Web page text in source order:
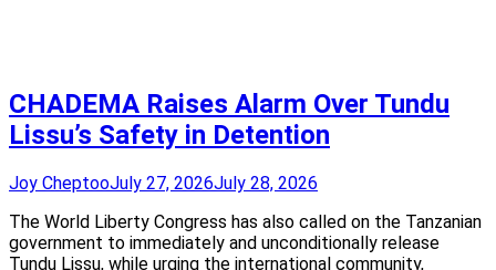
CHADEMA Raises Alarm Over Tundu
Lissu’s Safety in Detention
Joy CheptooJuly 27, 2026July 28, 2026
The World Liberty Congress has also called on the Tanzanian
government to immediately and unconditionally release
Tundu Lissu, while urging the international community,